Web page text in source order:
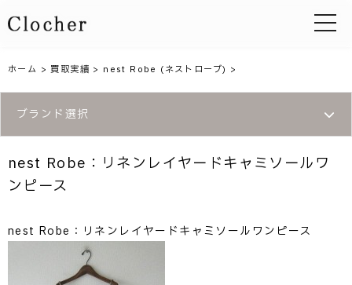
toggle
ホーム >買取実績 > nest Robe (ネストローブ) >
ブランド選択
nest Robe：リネンレイヤードキャミソールワ
ンピース
nest Robe：リネンレイヤードキャミソールワンピース